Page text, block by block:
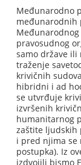
Međunarodno
međunarodnih
pravosudnog
samo države ili
traženje
krivičnih
hibridni i ad
se utvrđuje
izvršenih
humanitarnog
zaštite ljudskih
i pred njima se
postupka). Iz
izdvojili bismo